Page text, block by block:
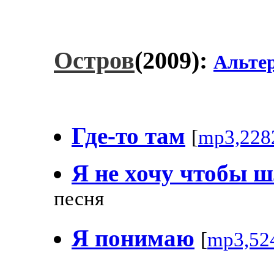
Остров(2009):
Где-то там [
Я не хочу чтобы
песня
Я понимаю [